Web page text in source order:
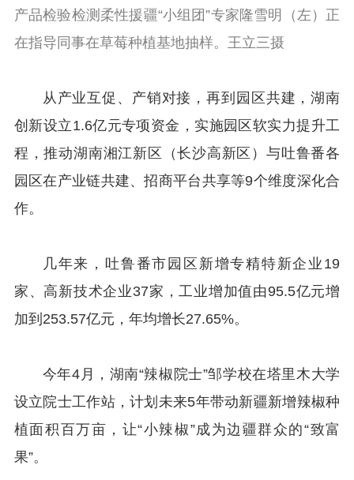
产品检验检测柔性援疆“小组团”专家隆雪明（左）正
在指导同事在草莓种植基地抽样。王立三摄
从产业互促、产销对接，再到园区共建，湖南
创新设立1.6亿元专项资金，实施园区软实力提升工
程，推动湖南湘江新区（长沙高新区）与吐鲁番各
园区在产业链共建、招商平台共享等9个维度深化合
作。
几年来，吐鲁番市园区新增专精特新企业19
家、高新技术企业37家，工业增加值由95.5亿元增
加到253.57亿元，年均增长27.65%。
今年4月，湖南“辣椒院士”邹学校在塔里木大学
设立院士工作站，计划未来5年带动新疆新增辣椒种
植面积百万亩，让“小辣椒”成为边疆群众的“致富
果”。